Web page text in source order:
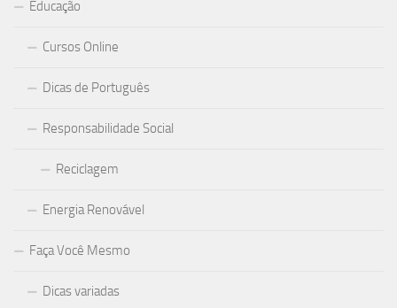
Educação
Cursos Online
Dicas de Português
Responsabilidade Social
Reciclagem
Energia Renovável
Faça Você Mesmo
Dicas variadas